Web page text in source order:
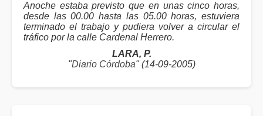
Anoche estaba previsto que en unas cinco horas,
desde las 00.00 hasta las 05.00 horas, estuviera
terminado el trabajo y pudiera volver a circular el
tráfico por la calle Cardenal Herrero.
LARA, P.
"Diario Córdoba" (14-09-2005)